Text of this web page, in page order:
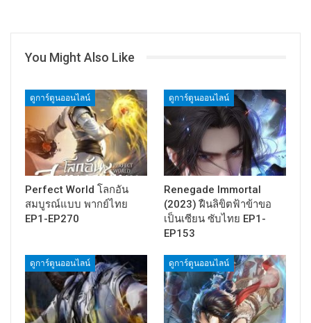
You Might Also Like
ดูการ์ตูนออนไลน์
Perfect World โลกอัน
สมบูรณ์แบบ พากย์ไทย
EP1-EP270
ดูการ์ตูนออนไลน์
Renegade Immortal
(2023) ฝืนลิขิตฟ้าข้าขอ
เป็นเซียน ซับไทย EP1-
EP153
ดูการ์ตูนออนไลน์ ดูการ์ตูนออนไลน์